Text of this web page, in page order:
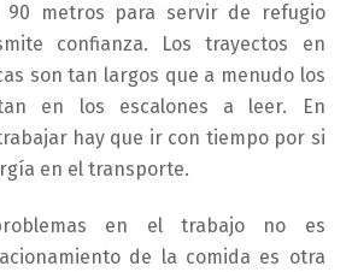
90 metros para servir de refugio
confianza. Los trayectos en
son tan largos que a menudo los
en los escalones a leer. En
hay que ir con tiempo por si
en el transporte.
en el trabajo no es
de la comida es otra